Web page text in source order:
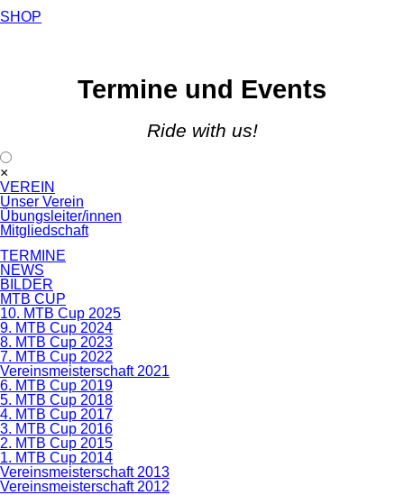
SHOP
Termine und Events
Ride with us!
×
überspringen
VEREIN
Unser Verein
Übungsleiter/innen
Mitgliedschaft
TERMINE
NEWS
BILDER
MTB CUP
10. MTB Cup 2025
9. MTB Cup 2024
8. MTB Cup 2023
7. MTB Cup 2022
Vereinsmeisterschaft 2021
6. MTB Cup 2019
5. MTB Cup 2018
4. MTB Cup 2017
3. MTB Cup 2016
2. MTB Cup 2015
1. MTB Cup 2014
Vereinsmeisterschaft 2013
Vereinsmeisterschaft 2012